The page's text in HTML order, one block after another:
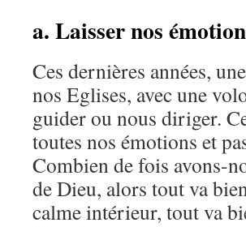
a. Laisser nos
Ces dernières années,
nos Eglises, avec une
guider ou nous diriger.
toutes nos émotions et
Combien de fois avons-
de Dieu, alors tout va
calme intérieur, tout va